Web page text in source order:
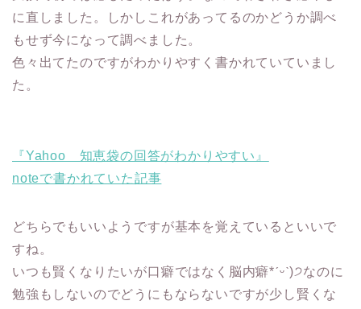
に直しました。しかしこれがあってるのかどうか調べ
もせず今になって調べました。
色々出てたのですがわかりやすく書かれていていまし
た。
『Yahoo 知恵袋の回答がわかりやすい』
noteで書かれていた記事
どちらでもいいようですが基本を覚えているといいで
すね。
いつも賢くなりたいが口癖ではなく脳内癖*ˊᵕˋ)੭なのに
勉強もしないのでどうにもならないですが少し賢くな